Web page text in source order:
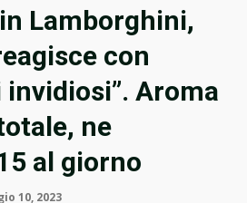
Lamborghini,
con
invidiosi”. Aroma
ne
al giorno
10, 2023